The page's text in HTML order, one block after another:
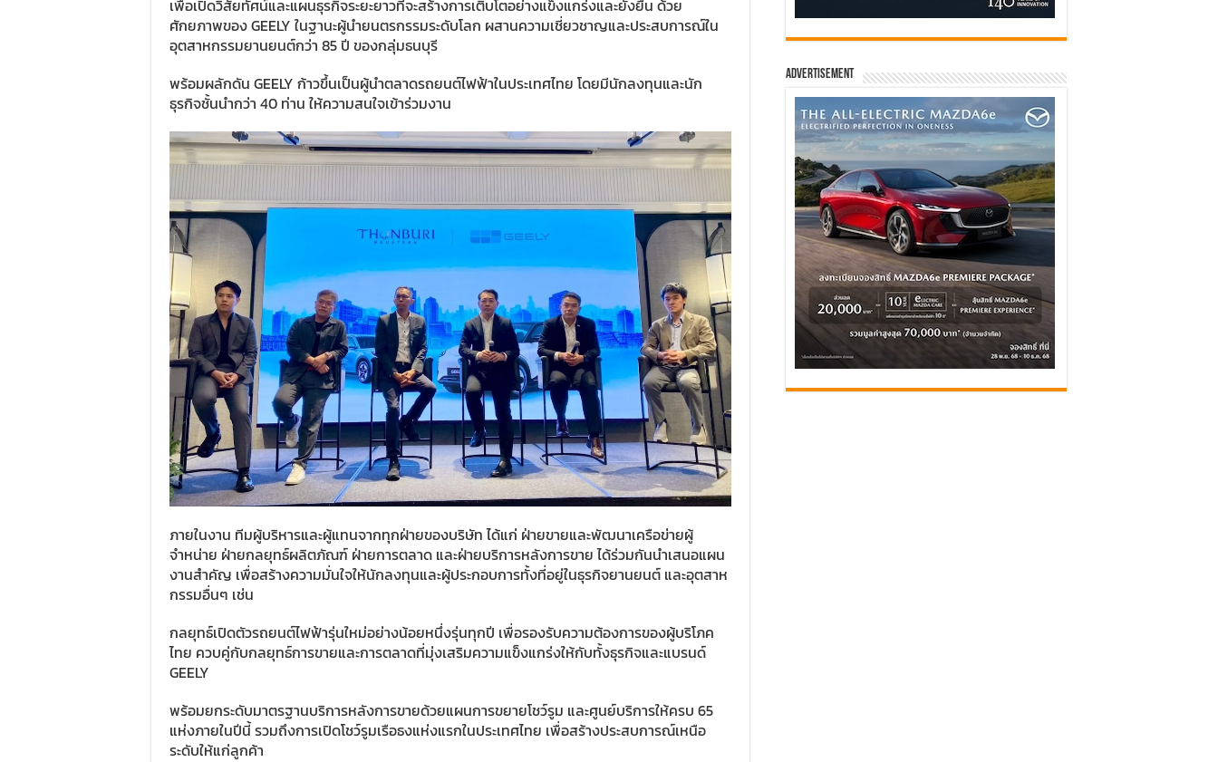
เพื่อเปิดวิสัยทัศน์และแผนธุรกิจระยะยาวที่จะสร้างการเติบโตอย่างแข็งแกร่งและยั่งยืน ด้วย
ศักยภาพของ GEELY ในฐานะผู้นำยนตรกรรมระดับโลก ผสานความเชี่ยวชาญและประสบการณ์ใน
อุตสาหกรรมยานยนต์กว่า 85 ปี ของกลุ่มธนบุรี
พร้อมผลักดัน GEELY ก้าวขึ้นเป็นผู้นำตลาดรถยนต์ไฟฟ้าในประเทศไทย โดยมีนักลงทุนและนัก
ธุรกิจชั้นนำกว่า 40 ท่าน ให้ความสนใจเข้าร่วมงาน
ภายในงาน ทีมผู้บริหารและผู้แทนจากทุกฝ่ายของบริษัท ได้แก่ ฝ่ายขายและพัฒนาเครือข่ายผู้
จำหน่าย ฝ่ายกลยุทธ์ผลิตภัณฑ์ ฝ่ายการตลาด และฝ่ายบริการหลังการขาย ได้ร่วมกันนำเสนอแผน
งานสำคัญ เพื่อสร้างความมั่นใจให้นักลงทุนและผู้ประกอบการทั้งที่อยู่ในธุรกิจยานยนต์ และอุตสาห
กรรมอื่นๆ เช่น
กลยุทธ์เปิดตัวรถยนต์ไฟฟ้ารุ่นใหม่อย่างน้อยหนึ่งรุ่นทุกปี เพื่อรองรับความต้องการของผู้บริโภค
ไทย ควบคู่กับกลยุทธ์การขายและการตลาดที่มุ่งเสริมความแข็งแกร่งให้กับทั้งธุรกิจและแบรนด์
GEELY
พร้อมยกระดับมาตรฐานบริการหลังการขายด้วยแผนการขยายโชว์รูม และศูนย์บริการให้ครบ 65
แห่งภายในปีนี้ รวมถึงการเปิดโชว์รูมเรือธงแห่งแรกในประเทศไทย เพื่อสร้างประสบการณ์เหนือ
ระดับให้แก่ลูกค้า
Advertisement